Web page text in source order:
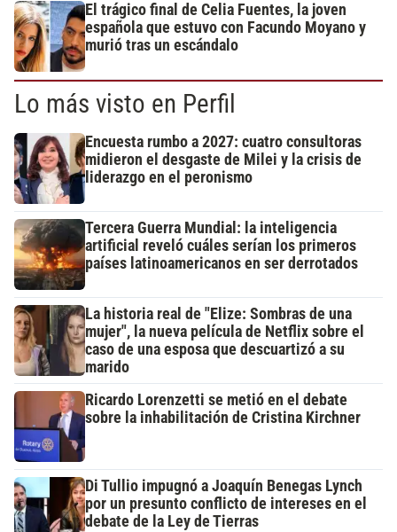
El trágico final de Celia Fuentes, la joven
española que estuvo con Facundo Moyano y
murió tras un escándalo
Lo más visto en Perfil
Encuesta rumbo a 2027: cuatro consultoras
midieron el desgaste de Milei y la crisis de
liderazgo en el peronismo
Tercera Guerra Mundial: la inteligencia
artificial reveló cuáles serían los primeros
países latinoamericanos en ser derrotados
La historia real de "Elize: Sombras de una
mujer", la nueva película de Netflix sobre el
caso de una esposa que descuartizó a su
marido
Ricardo Lorenzetti se metió en el debate
sobre la inhabilitación de Cristina Kirchner
Di Tullio impugnó a Joaquín Benegas Lynch
por un presunto conflicto de intereses en el
debate de la Ley de Tierras